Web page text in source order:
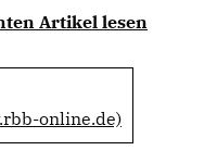
Artikel lesen
online.de)